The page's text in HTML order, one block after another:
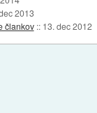
2013
člankov :: 13. dec 2012